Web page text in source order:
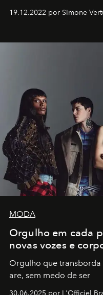
19.12.2022 por SImone
MODA
Orgulho em cada
novas vozes e
Orgulho que transborda
are, sem medo de ser
30.06.2025 por L'Officiel